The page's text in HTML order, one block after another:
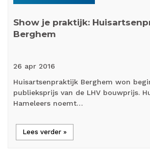
Show je praktijk:
Berghem
26 apr 2016
Huisartsenpraktijk Berghem won
publieksprijs van de LHV bouwprijs.
Hameleers noemt…
Lees verder »